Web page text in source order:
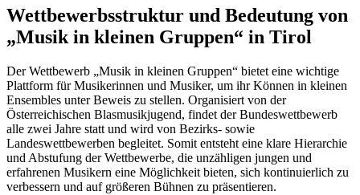
Wettbewerbsstruktur und Bedeutung von
„Musik in kleinen Gruppen“ in Tirol
Der Wettbewerb „Musik in kleinen Gruppen“ bietet eine wichtige
Plattform für Musikerinnen und Musiker, um ihr Können in kleinen
Ensembles unter Beweis zu stellen. Organisiert von der
Österreichischen Blasmusikjugend, findet der Bundeswettbewerb
alle zwei Jahre statt und wird von Bezirks- sowie
Landeswettbewerben begleitet. Somit entsteht eine klare Hierarchie
und Abstufung der Wettbewerbe, die unzähligen jungen und
erfahrenen Musikern eine Möglichkeit bieten, sich kontinuierlich zu
verbessern und auf größeren Bühnen zu präsentieren.